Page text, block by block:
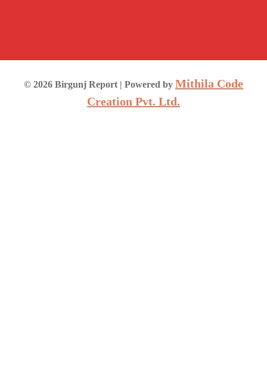
© 2026 Birgunj Report | Powered by Mithila Code
Creation Pvt. Ltd.